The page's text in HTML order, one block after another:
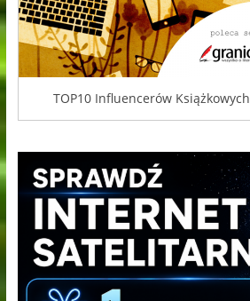
TOP10 Influencerów Książkowych